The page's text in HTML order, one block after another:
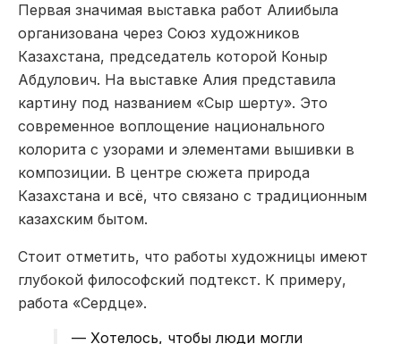
Первая значимая выставка работ Алиибыла
организована через Союз художников
Казахстана, председатель которой Коныр
Абдулович. На выставке Алия представила
картину под названием «Сыр шерту». Это
современное воплощение национального
колорита с узорами и элементами вышивки в
композиции. В центре сюжета природа
Казахстана и всё, что связано с традиционным
казахским бытом.
Стоит отметить, что работы художницы имеют
глубокой философский подтекст. К примеру,
работа «Сердце».
— Хотелось, чтобы люди могли